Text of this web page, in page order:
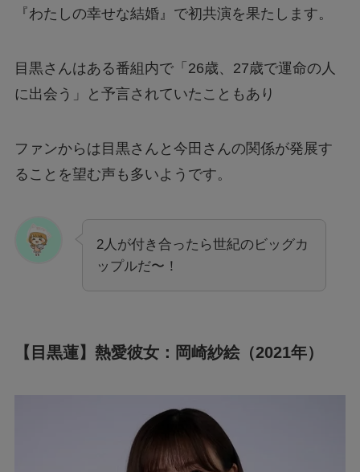
『わたしの幸せな結婚』で初共演を果たします。
目黒さんはある番組内で「26歳、27歳で運命の人
に出会う」と予言されていたこともあり
ファンからは目黒さんと今田さんの関係が発展す
ることを望む声も多いようです。
2人が付き合ったら世紀のビッグカ
ップルだ〜！
【目黒蓮】熱愛彼女：岡崎紗絵（2021年）